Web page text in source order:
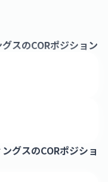
スのCORポジション
グスのCORポジショ